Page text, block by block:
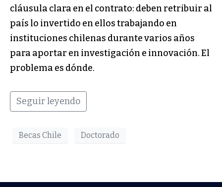
cláusula clara en el contrato: deben retribuir al
país lo invertido en ellos trabajando en
instituciones chilenas durante varios años
para aportar en investigación e innovación. El
problema es dónde.
Seguir leyendo
Becas Chile Doctorado